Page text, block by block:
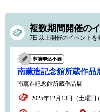
複数期間開催の
7日以上開催のイベントを
南薫造記念館所蔵作
南薫造記念館所蔵作品展
2025年12月13日（土曜日